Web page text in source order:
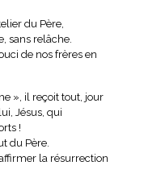
du Père,
sans relâche.
de nos frères en
», il reçoit tout, jour
Jésus, qui
!
du Père.
la résurrection